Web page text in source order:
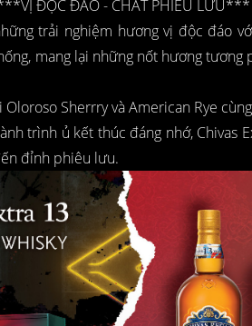
ĐỘC ĐÁO - CHẤT PHIÊU LƯU***
trải nghiệm hương vị độc đáo
mang lại những nốt hương
Sherrry và American Rye
trình ủ kết thúc đáng nhớ, Chivas
đỉnh phiêu lưu.